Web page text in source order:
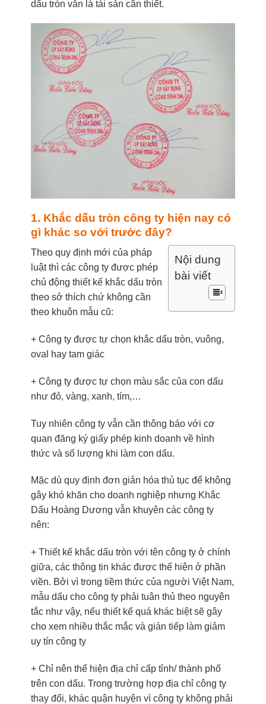
dấu tròn vẫn là tài sản cần thiết.
1. Khắc dấu tròn công ty hiện nay có
gì khác so với trước đây?
Nội dung
bài viết
Theo quy định mới của pháp
luật thì các công ty được phép
chủ động thiết kế khắc dấu tròn
theo sở thích chứ không cần
theo khuôn mẫu cũ:
+ Công ty được tự chọn khắc dấu tròn, vuông,
oval hay tam giác
+ Công ty được tự chọn màu sắc của con dấu
như đỏ, vàng, xanh, tím,…
Tuy nhiên công ty vẫn cần thông báo với cơ
quan đăng ký giấy phép kinh doanh về hình
thức và số lượng khi làm con dấu.
Mặc dù quy định đơn giản hóa thủ tục để không
gây khó khăn cho doanh nghiệp nhưng Khắc
Dấu Hoàng Dương vẫn khuyên các công ty
nên:
+ Thiết kế khắc dấu tròn với tên công ty ở chính
giữa, các thông tin khác được thể hiện ở phần
viền. Bởi vì trong tiềm thức của người Việt Nam,
mẫu dấu cho công ty phải tuân thủ theo nguyên
tắc như vậy, nếu thiết kế quá khác biệt sẽ gây
cho xem nhiều thắc mắc và gián tiếp làm giảm
uy tín công ty
+ Chỉ nên thể hiện địa chỉ cấp tỉnh/ thành phố
trên con dấu. Trong trường hợp địa chỉ công ty
thay đổi, khác quận huyện vì công ty không phải